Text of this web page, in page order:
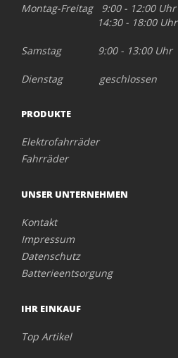
Montag-Freitag 9:00 - 12:00 Uhr
14:30 - 18:00 Uhr
Samstag 9:00 - 13:00 Uhr
Dienstag geschlossen
PRODUKTE
Elektrofahrräder
Fahrräder
UNSER UNTERNEHMEN
Kontakt
Impressum
Datenschutz
Batterieentsorgung
IHR EINKAUF
Top Artikel